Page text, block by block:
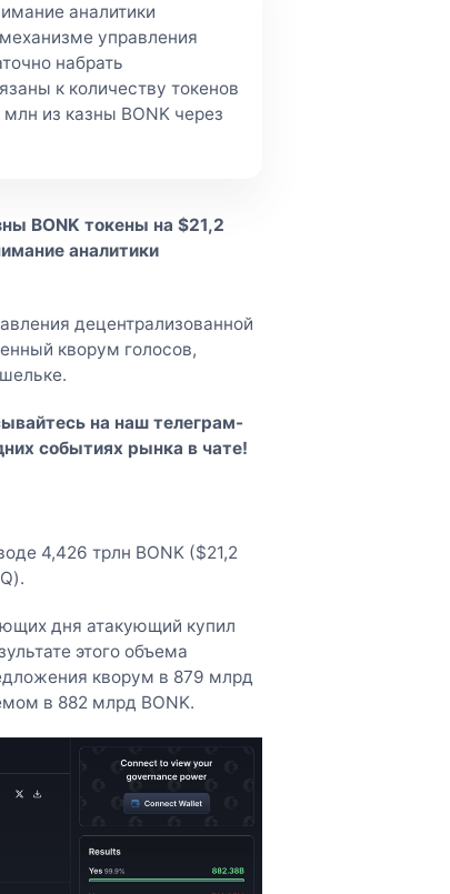
аналитики
управления
набрать
к количеству токенов
из казны BONK через
BONK токены на $21,2
аналитики
децентрализованной
кворум голосов,
на наштелеграм-
событиях рынка в чате!
4,426 трлн BONK ($21,2
дня атакующий купил
этого объема
кворум в 879 млрд
в 882 млрд BONK.